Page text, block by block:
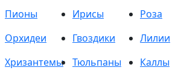
Пионы Ирисы
Роза
Орхидеи Гвоздики
Лилии
Хризантемы Тюльпаны
Каллы